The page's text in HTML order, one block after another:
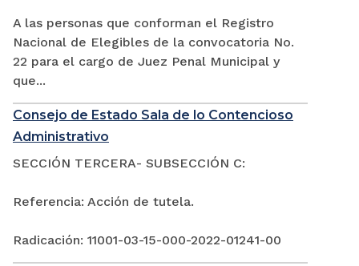
A las personas que conforman el Registro
Nacional de Elegibles de la convocatoria No.
22 para el cargo de Juez Penal Municipal y
que...
Consejo de Estado Sala de lo Contencioso
Administrativo
SECCIÓN TERCERA- SUBSECCIÓN C:
Referencia: Acción de tutela.
Radicación: 11001-03-15-000-2022-01241-00